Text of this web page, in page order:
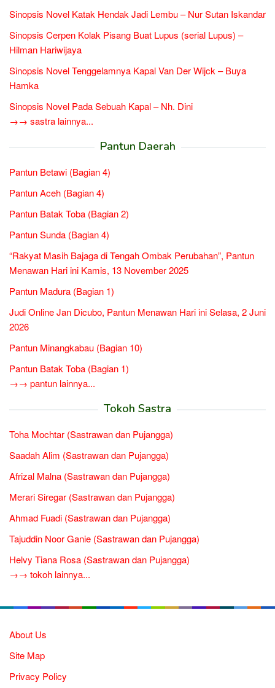
Sinopsis Novel Katak Hendak Jadi Lembu – Nur Sutan Iskandar
Sinopsis Cerpen Kolak Pisang Buat Lupus (serial Lupus) –
Hilman Hariwijaya
Sinopsis Novel Tenggelamnya Kapal Van Der Wijck – Buya
Hamka
Sinopsis Novel Pada Sebuah Kapal – Nh. Dini
→→ sastra lainnya...
Pantun Daerah
Pantun Betawi (Bagian 4)
Pantun Aceh (Bagian 4)
Pantun Batak Toba (Bagian 2)
Pantun Sunda (Bagian 4)
“Rakyat Masih Bajaga di Tengah Ombak Perubahan”, Pantun
Menawan Hari ini Kamis, 13 November 2025
Pantun Madura (Bagian 1)
Judi Online Jan Dicubo, Pantun Menawan Hari ini Selasa, 2 Juni
2026
Pantun Minangkabau (Bagian 10)
Pantun Batak Toba (Bagian 1)
→→ pantun lainnya...
Tokoh Sastra
Toha Mochtar (Sastrawan dan Pujangga)
Saadah Alim (Sastrawan dan Pujangga)
Afrizal Malna (Sastrawan dan Pujangga)
Merari Siregar (Sastrawan dan Pujangga)
Ahmad Fuadi (Sastrawan dan Pujangga)
Tajuddin Noor Ganie (Sastrawan dan Pujangga)
Helvy Tiana Rosa (Sastrawan dan Pujangga)
→→ tokoh lainnya...
About Us
Site Map
Privacy Policy